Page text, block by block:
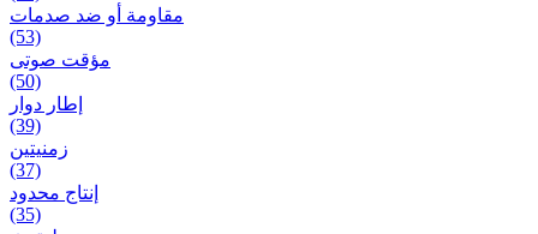
مقاومة أو ضد صدمات
(53)
مؤقت صوتی
(50)
إطار دوار
(39)
زمنیتین
(37)
إنتاج محدود
(35)